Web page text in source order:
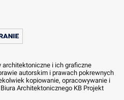
i ich graficzne
autorskim i prawach pokrewnych
kopiowanie, opracowywanie i
Architektonicznego KB Projekt